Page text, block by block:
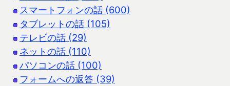
スマートフォンの話 (600)
タブレットの話 (105)
テレビの話 (29)
ネットの話 (110)
パソコンの話 (100)
フォームへの返答 (39)